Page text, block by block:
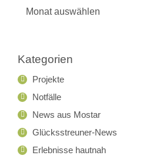
Kategorien
Projekte
Notfälle
News aus Mostar
Glücksstreuner-News
Erlebnisse hautnah